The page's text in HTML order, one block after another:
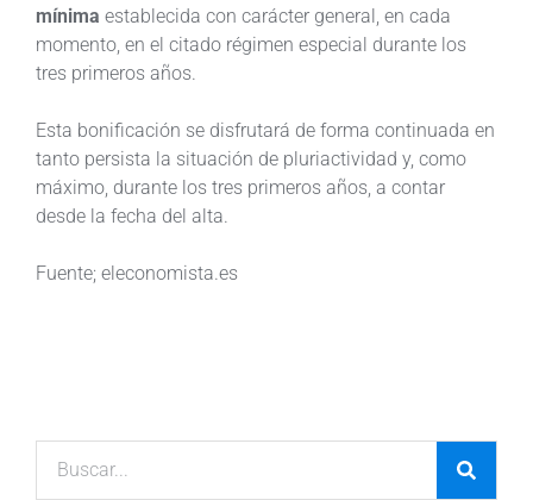
mínima establecida con carácter general, en cada
momento, en el citado régimen especial durante los
tres primeros años.
Esta bonificación se disfrutará de forma continuada en
tanto persista la situación de pluriactividad y, como
máximo, durante los tres primeros años, a contar
desde la fecha del alta.
Fuente; eleconomista.es